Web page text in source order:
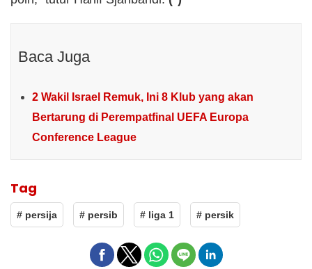
Baca Juga
2 Wakil Israel Remuk, Ini 8 Klub yang akan
Bertarung di Perempatfinal UEFA Europa
Conference League
Tag
# persija # persib # liga 1 # persik